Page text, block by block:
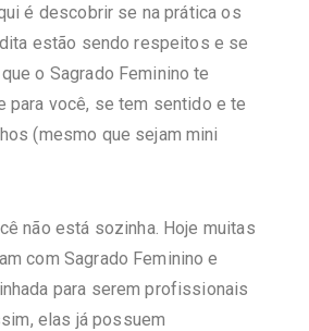
é descobrir se na prática os
estão sendo respeitos e se
o Sagrado Feminino te
para você, se tem sentido e te
(mesmo que sejam mini
não está sozinha. Hoje muitas
com Sagrado Feminino e
para serem profissionais
elas já possuem